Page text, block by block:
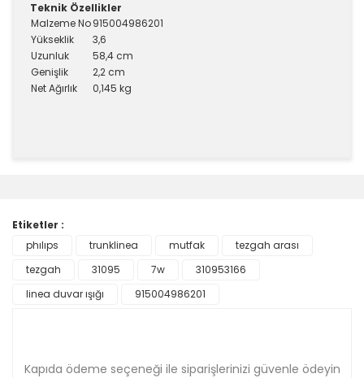
Teknik Özellikler
Malzeme No915004986201
Yükseklik
3,6
Uzunluk
58,4 cm
Genişlik
2,2 cm
Net Ağırlık
0,145 kg
Ürün resmi kalitesiz, bozuk veya görüntülenemiyor.
Ürün açıklamasında eksik bilgiler bulunuyor.
Ürün bilgilerinde hatalar bulunuyor.
Etiketler :
phılıps
trunklinea mutfak
tezgah arası
tezgah
31095 7w
310953166
linea duvar ışığı
915004986201
Kapıda ödeme seçeneği ile siparişlerinizi güvenle ödeyin